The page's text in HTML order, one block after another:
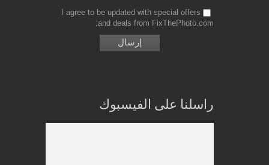
I agree to be updated with special offers
and deals from FixThePhoto.com
راسلنا على الفيسبوك